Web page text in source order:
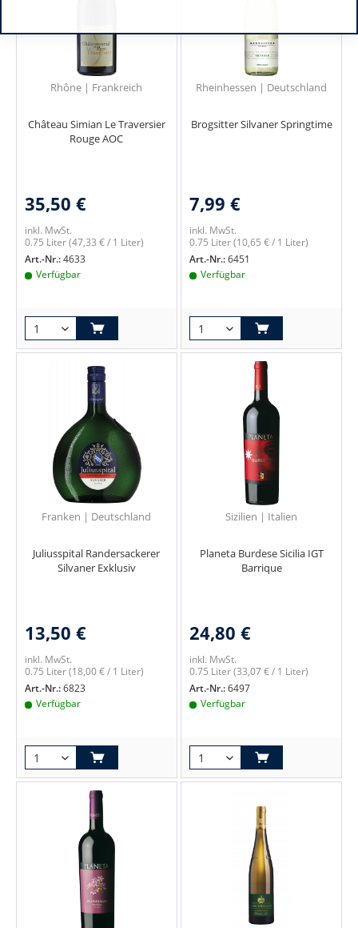
Rhône | Frankreich
Château Simian Le Traversier
Rouge AOC
35,50 €
inkl. MwSt.
0.75 Liter(47,33 € / 1 Liter)
Art.-Nr.:4633
Verfügbar
Rheinhessen | Deutschland
Brogsitter Silvaner Springtime
7,99 €
inkl. MwSt.
0.75 Liter(10,65 € / 1 Liter)
Art.-Nr.:6451
Verfügbar
Franken | Deutschland
Juliusspital Randersackerer
Silvaner Exklusiv
13,50 €
inkl. MwSt.
0.75 Liter(18,00 € / 1 Liter)
Art.-Nr.:6823
Verfügbar
Sizilien | Italien
Planeta Burdese Sicilia IGT
Barrique
24,80 €
inkl. MwSt.
0.75 Liter(33,07 € / 1 Liter)
Art.-Nr.:6497
Verfügbar